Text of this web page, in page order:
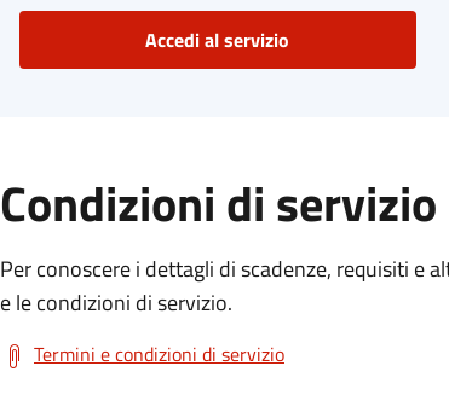
Accedi al servizio
Condizioni di servizio
Per conoscere i dettagli di scadenze, requisiti e
e le condizioni di servizio.
Termini e condizioni di servizio